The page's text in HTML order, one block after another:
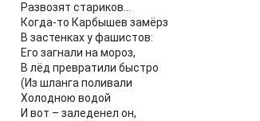
Развозят стариков…
Когда-то Карбышев замёрз
В застенках у фашистов:
Его загнали на мороз,
В лёд превратили быстро
(Из шланга поливали
Холодною водой
И вот – заледенел он,